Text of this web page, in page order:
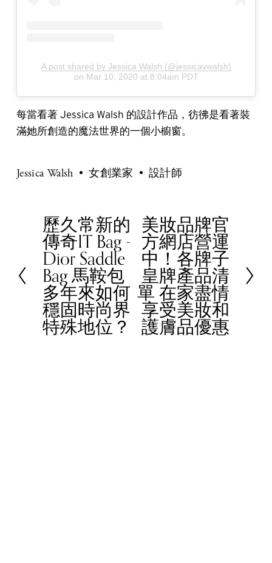
A post shared by Jessica Walsh (@jessicavwalsh)
on Mar 10, 2020 at 8:04am PDT
每當看著 Jessica Walsh 的設計作品，彷彿是看著裝
滿她所創造的魔法世界的一個小櫥窗。
Jessica Walsh 女創業家 設計師
P
r
v
i
o
u
歷久常新的
傳奇IT Bag -
Dior Saddle
Bag 馬鞍包
多年來如何
穩固時尚界
特殊地位？
N美妝品牌官
方網店營運
中！各牌子
皇牌產品清
單 在家盡情
享受美妝和
護膚品優惠